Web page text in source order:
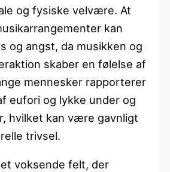
og fysiske velvære. At
kan
og angst, da musikken og
skaber en følelse af
mennesker rapporterer
eufori og lykke under og
hvilket kan være gavnligt
trivsel.
voksende felt, der